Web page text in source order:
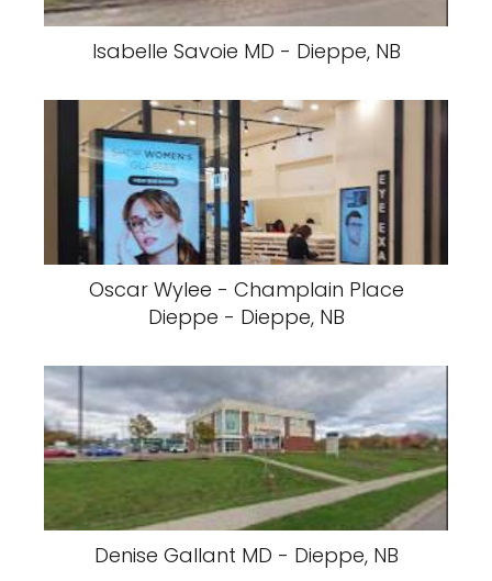
Isabelle Savoie MD - Dieppe, NB
Oscar Wylee - Champlain Place
Dieppe - Dieppe, NB
Denise Gallant MD - Dieppe, NB